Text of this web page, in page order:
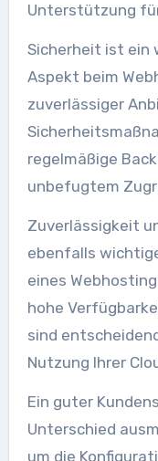
Unterstützung
Sicherheit ist ein
Aspekt beim
zuverlässiger
regelmäßige
unbefugtem
Zuverlässigkeit
ebenfalls
eines
hohe
sind
Nutzung Ihrer
Ein guter
Unterschied
um die